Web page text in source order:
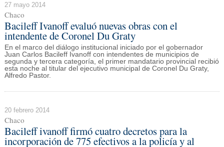
27 mayo 2014
Chaco
Bacileff Ivanoff evaluó nuevas obras con el
intendente de Coronel Du Graty
En el marco del diálogo institucional iniciado por el gobernador
Juan Carlos Bacileff Ivanoff con intendentes de municipios de
segunda y tercera categoría, el primer mandatario provincial recibió
esta noche al titular del ejecutivo municipal de Coronel Du Graty,
Alfredo Pastor.
20 febrero 2014
Chaco
Bacileff ivanoff firmó cuatro decretos para la
incorporación de 775 efectivos a la policía y al